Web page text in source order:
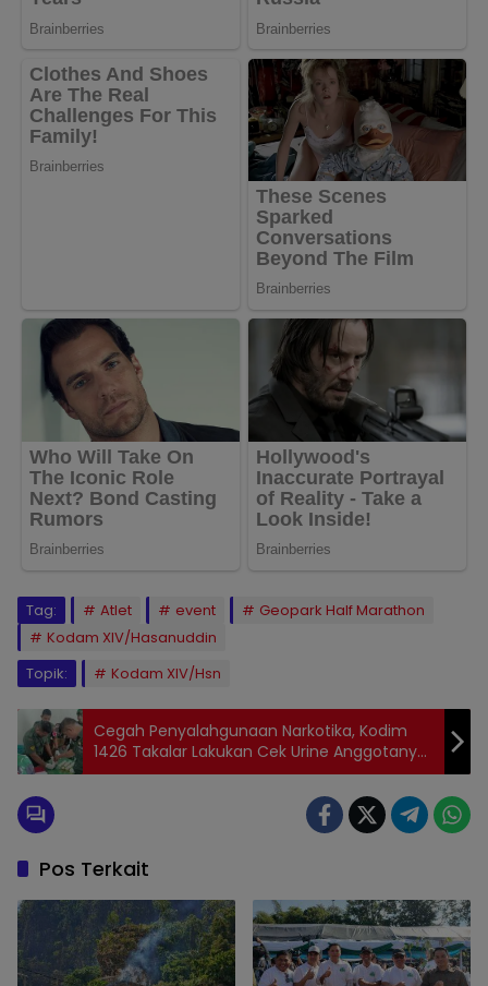
Tag: Atlet event
Geopark Half Marathon
Kodam XIV/Hasanuddin
Topik:
Kodam XIV/Hsn
Cegah Penyalahgunaan Narkotika, Kodim
1426 Takalar Lakukan Cek Urine Anggotanya
Secara Mendadak
Pos Terkait